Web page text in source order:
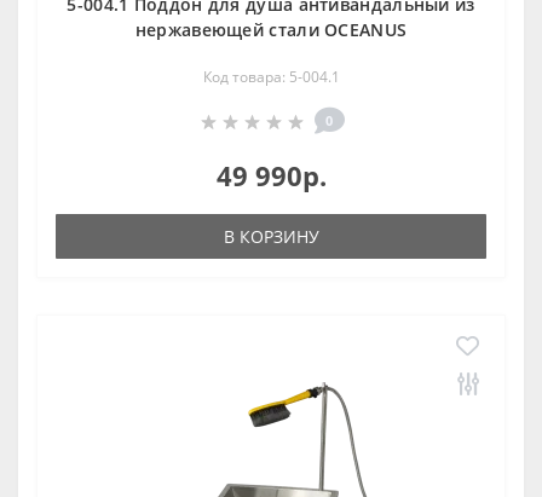
нержавеющей стали OCEANUS
Код товара: 5-004.1
0
49 990р.
В КОРЗИНУ